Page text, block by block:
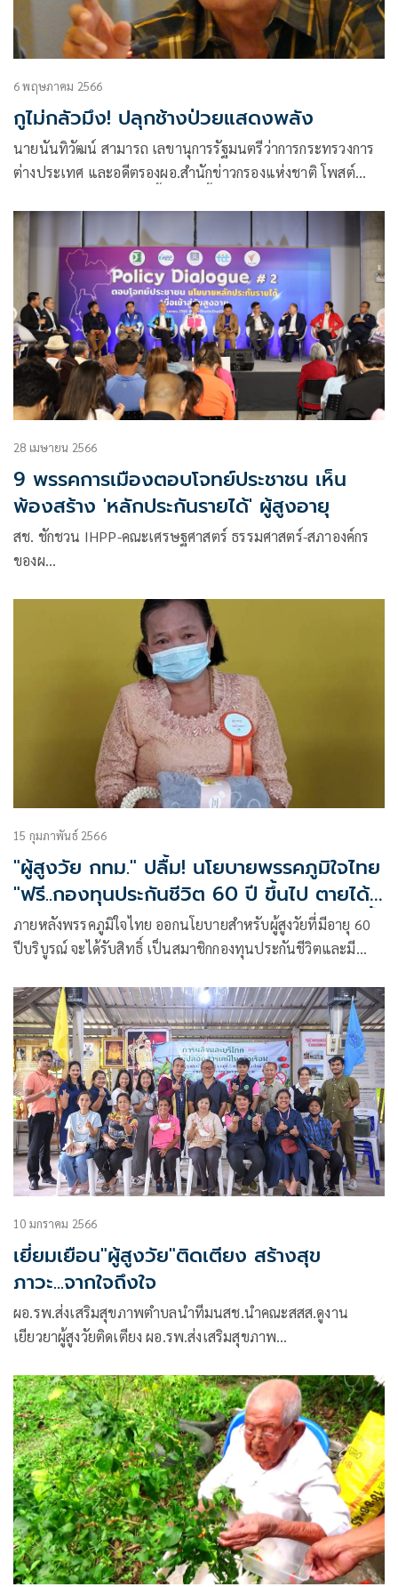
6 พฤษภาคม 2566
กูไม่กลัวมึง! ปลุกช้างป่วยแสดงพลัง
นายนันทิวัฒน์ สามารถ เลขานุการรัฐมนตรีว่าการกระทรวงการ
ต่างประเทศ และอดีตรองผอ.สำนักข่าวกรองแห่งชาติ โพสต์
28 เมษายน 2566
9 พรรคการเมืองตอบโจทย์ประชาชน เห็น
พ้องสร้าง 'หลักประกันรายได้' ผู้สูงอายุ
สช. ชักชวน IHPP-คณะเศรษฐศาสตร์ ธรรมศาสตร์-สภาองค์กร
ของผ…
15 กุมภาพันธ์ 2566
"ผู้สูงวัย กทม." ปลื้ม! นโยบายพรรคภูมิใจไทย
"ฟรี..กองทุนประกันชีวิต 60 ปี ขึ้นไป ตายได้
100,000 บาท กู้ได้ 20,000 บาท ไม่ต้องมีค้ำ
ประกัน" ช่วยลูกหลานอยู่สบาย ไม่เป็นภาระ
ภายหลังพรรคภูมิใจไทย ออกนโยบายสำหรับผู้สูงวัยที่มีอายุ 60
ปีบริบูรณ์ จะได้รับสิทธิ์ เป็นสมาชิกกองทุนประกันชีวิตและมี
10 มกราคม 2566
เยี่ยมเยือน"ผู้สูงวัย"ติดเตียง สร้างสุข
ภาวะ...จากใจถึงใจ
ผอ.รพ.ส่งเสริมสุขภาพตำบลนำทีมนสช.นำคณะสสส.ดูงาน
เยียวยาผู้สูงวัยติดเตียง ผอ.รพ.ส่งเสริมสุขภาพ